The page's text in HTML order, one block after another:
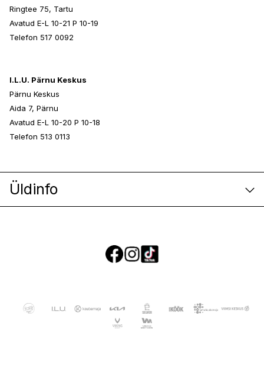
Ringtee 75, Tartu
Avatud E-L 10-21 P 10-19
Telefon 517 0092
I.L.U. Pärnu Keskus
Pärnu Keskus
Aida 7, Pärnu
Avatud E-L 10-20 P 10-18
Telefon 513 0113
Üldinfo